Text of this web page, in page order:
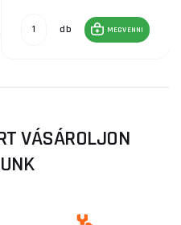
db MEGVENNI
VÁSÁROLJON